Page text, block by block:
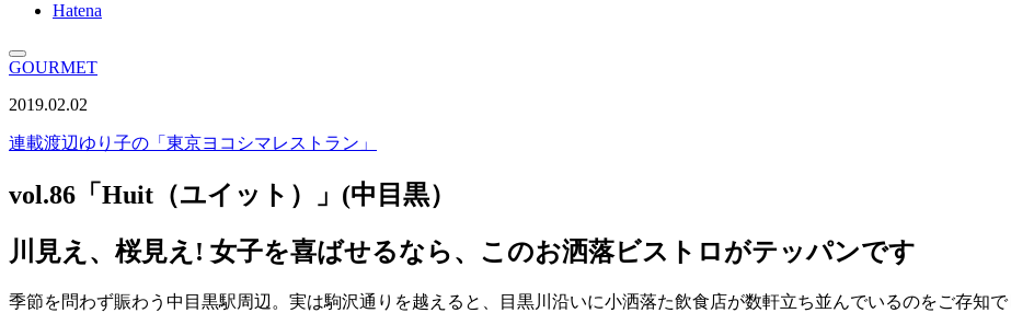
Hatena
GOURMET
2019.02.02
連載渡辺ゆり子の「東京ヨコシマレストラン」
vol.86「Huit（ユイット）」(中目黒）
川見え、桜見え! 女子を喜ばせるなら、このお洒落ビストロがテッパンです
季節を問わず賑わう中目黒駅周辺。実は駒沢通りを越えると、目黒川沿いに小洒落た飲食店が数軒立ち並んでいるのをご存知